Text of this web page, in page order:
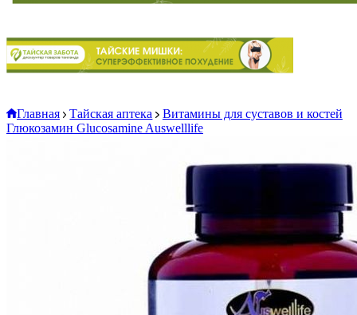
Главная Тайская аптека
Витамины для суставов и костей
Глюкозамин Glucosamine Auswelllife